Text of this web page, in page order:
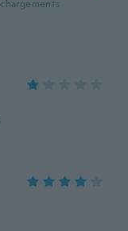
chargements